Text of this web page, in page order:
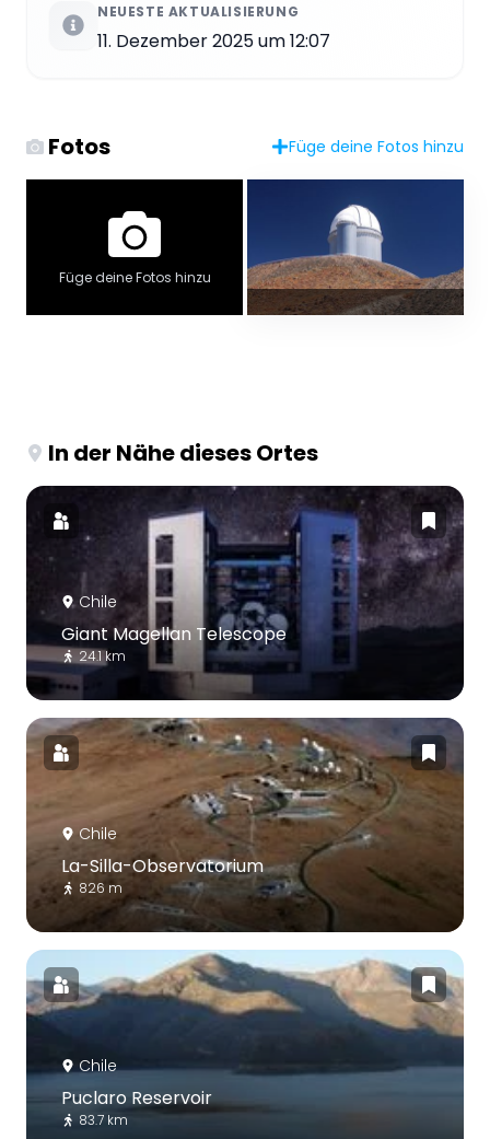
NEUESTE AKTUALISIERUNG
11. Dezember 2025 um 12:07
Fotos Füge deine Fotos hinzu
Füge deine Fotos hinzu
In der Nähe dieses Ortes
Chile
Giant Magellan Telescope
24.1 km
Chile
La-Silla-Observatorium
826 m
Chile
Puclaro Reservoir
83.7 km